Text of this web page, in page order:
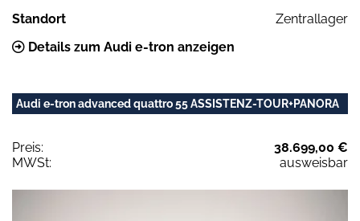
Standort
Zentrallager
Details zum Audi e-tron anzeigen
Audi e-tron advanced quattro 55 ASSISTENZ-TOUR+PANORA
Preis:
38.699,00 €
MWSt:
ausweisbar